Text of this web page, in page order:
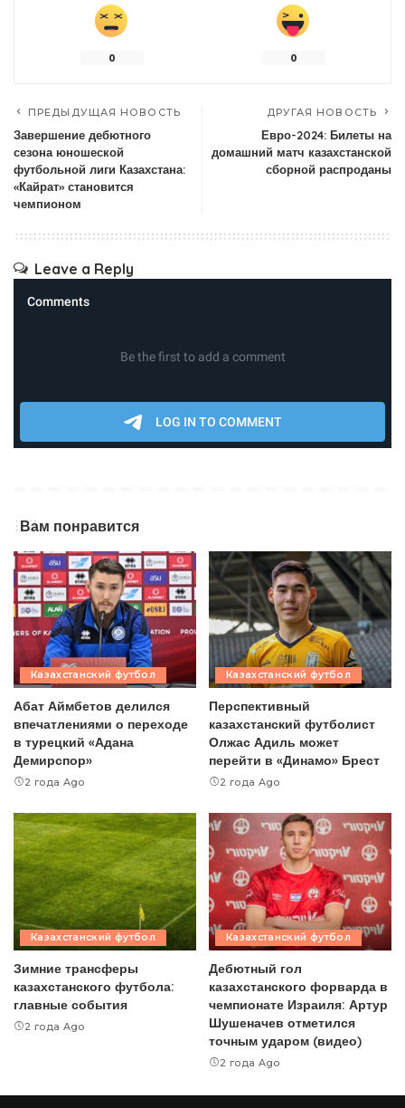
0 0
ПРЕДЫДУЩАЯ НОВОСТЬ
Завершение дебютного
сезона юношеской
футбольной лиги Казахстана:
«Кайрат» становится
чемпионом
ДРУГАЯ НОВОСТЬ
Евро-2024: Билеты на
домашний матч казахстанской
сборной распроданы
Leave a Reply
Вам понравится
Казахстанский футбол
Абат Аймбетов делился
впечатлениями о переходе
в турецкий «Адана
Демирспор»
2 года Ago
Казахстанский футбол
Перспективный
казахстанский футболист
Олжас Адиль может
перейти в «Динамо» Брест
2 года Ago
Казахстанский футбол
Зимние трансферы
казахстанского футбола:
главные события
2 года Ago
Казахстанский футбол
Дебютный гол
казахстанского форварда в
чемпионате Израиля: Артур
Шушеначев отметился
точным ударом (видео)
2 года Ago